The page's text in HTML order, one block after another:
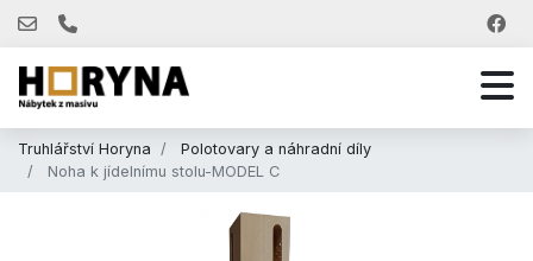
Truhlářství Horyna
Polotovary a náhradní díly
Noha k jídelnímu stolu-MODEL C